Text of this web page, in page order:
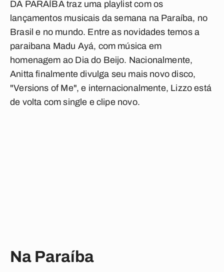
DA PARAÍBA traz uma playlist com os
lançamentos musicais da semana na Paraíba, no
Brasil e no mundo. Entre as novidades temos a
paraibana Madu Ayá, com música em
homenagem ao Dia do Beijo. Nacionalmente,
Anitta finalmente divulga seu mais novo disco,
"Versions of Me", e internacionalmente, Lizzo está
de volta com single e clipe novo.
Na Paraíba